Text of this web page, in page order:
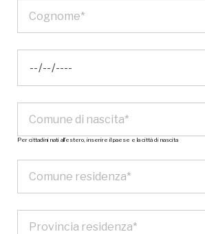
Per cittadini nati all’estero, inserire il paese e la città di nascita